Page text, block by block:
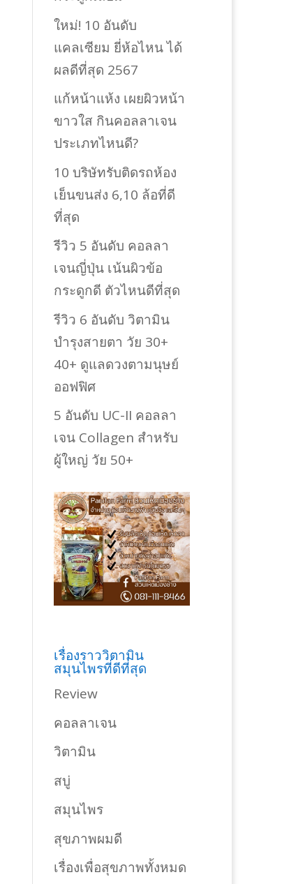
ใหม่! 10 อันดับ
แคลเซียม ยี่ห้อไหน ได้
ผลดีที่สุด 2567
แก้หน้าแห้ง เผยผิวหน้า
ขาวใส กินคอลลาเจน
ประเภทไหนดี?
10 บริษัทรับติดรถห้อง
เย็นขนส่ง 6,10 ล้อที่ดี
ที่สุด
รีวิว 5 อันดับ คอลลา
เจนญี่ปุ่น เน้นผิวข้อ
กระดูกดี ตัวไหนดีที่สุด
รีวิว 6 อันดับ วิตามิน
บำรุงสายตา วัย 30+
40+ ดูแลดวงตามนุษย์
ออฟฟิศ
5 อันดับ UC-II คอลลา
เจน Collagen สำหรับ
ผู้ใหญ่ วัย 50+
เรื่องราววิตามิน
สมุนไพรที่ดีที่สุด
Review
คอลลาเจน
วิตามิน
สบู่
สมุนไพร
สุขภาพผมดี
เรื่องเพื่อสุขภาพทั้งหมด